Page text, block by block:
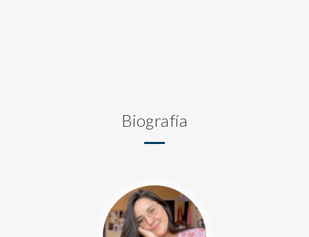
Biografía